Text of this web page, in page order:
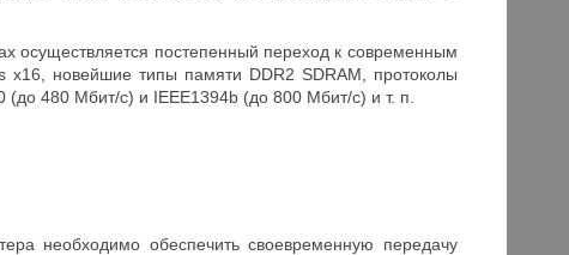
осуществляется постепенный переход к современным
х16, новейшие типы памяти DDR2 SDRAM, протоколы
480 Мбит/с) и IEEE1394b (до 800 Мбит/c) и т. п.
необходимо обеспечить своевременную передачу